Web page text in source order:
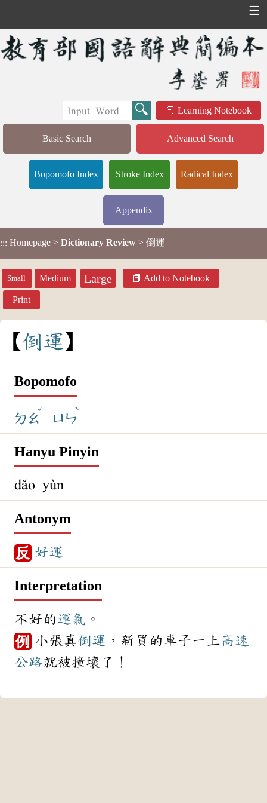
☰
Learning Notebook
Basic Search Advanced Search
Bopomofo Index Stroke Index Radical Index
Appendix
::: Homepage > Dictionary Review > 倒運
Small Medium Large Add to Notebook
Print
倒運
Bopomofo
ㄉㄠ
ˇ
ㄩㄣ
ˋ
Hanyu Pinyin
dǎo yùn
Antonym
反 好運
Interpretation
不好的運氣 。
例 小張真倒運 ，新買的車子一上 高速
公路就被撞壞了！